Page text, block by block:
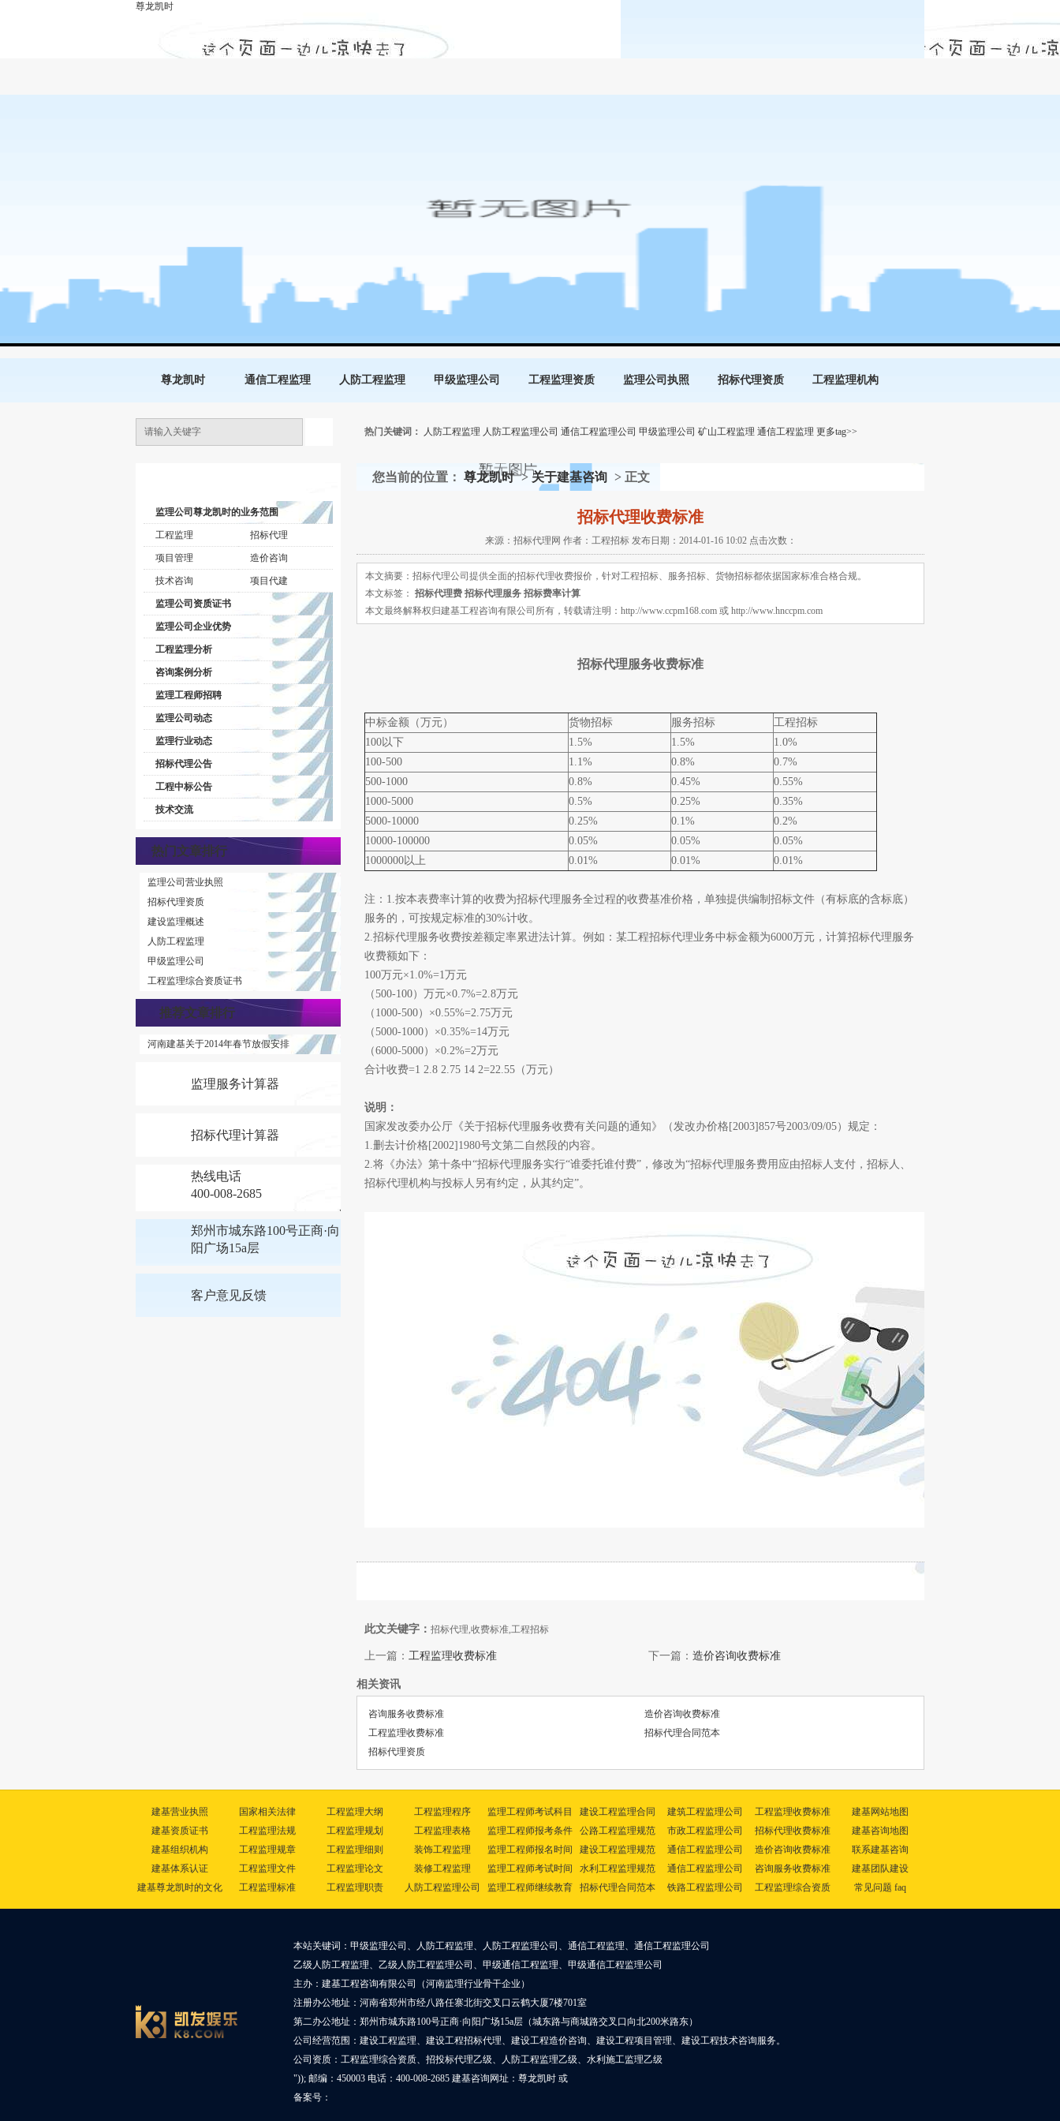
招标代理收费标准-尊龙凯时
尊龙凯时
尊龙凯时 通信工程监理 人防工程监理 甲级监理公司 工程监理资质 监理公司执照 招标代理资质 工程监理机构
热门关键词： 人防工程监理 人防工程监理公司 通信工程监理公司 甲级监理公司 矿山工程监理 通信工程监理 更多tag>>
监理公司尊龙凯时的业务范围
工程监理 招标代理
项目管理 造价咨询
技术咨询 项目代建
监理公司资质证书
监理公司企业优势
工程监理分析
咨询案例分析
监理工程师招聘
监理公司动态
监理行业动态
招标代理公告
工程中标公告
技术交流
热门文章排行
监理公司营业执照
招标代理资质
建设监理概述
人防工程监理
甲级监理公司
工程监理综合资质证书
推荐文章排行
河南建基关于2014年春节放假安排
监理服务计算器
招标代理计算器
热线电话
400-008-2685
郑州市城东路100号正商·向
阳广场15a层
客户意见反馈
您当前的位置： 尊龙凯时 > 关于建基咨询 > 正文
招标代理收费标准
来源：招标代理网 作者：工程招标 发布日期：2014-01-16 10:02 点击次数：
本文摘要：招标代理公司提供全面的招标代理收费报价，针对工程招标、服务招标、货物招标都依据国家标准合格合规。
本文标签： 招标代理费 招标代理服务 招标费率计算
本文最终解释权归建基工程咨询有限公司所有，转载请注明：http://www.ccpm168.com 或 http://www.hnccpm.com
招标代理服务收费标准
中标金额（万元） 货物招标 服务招标
工程招标
100以下
1.5% 1.5%
1.0%
100-500
1.1% 0.8%
0.7%
500-1000
0.8% 0.45%
0.55%
1000-5000
0.5% 0.25%
0.35%
5000-10000
0.25% 0.1%
0.2%
10000-100000
0.05% 0.05%
0.05%
1000000以上
0.01% 0.01% 0.01%
注：1.按本表费率计算的收费为招标代理服务全过程的收费基准价格，单独提供编制招标文件（有标底的含标底）
服务的，可按规定标准的30%计收。
2.招标代理服务收费按差额定率累进法计算。例如：某工程招标代理业务中标金额为6000万元，计算招标代理服务
收费额如下：
100万元×1.0%=1万元
（500-100）万元×0.7%=2.8万元
（1000-500）×0.55%=2.75万元
（5000-1000）×0.35%=14万元
（6000-5000）×0.2%=2万元
合计收费=1 2.8 2.75 14 2=22.55（万元）
说明：
国家发改委办公厅《关于招标代理服务收费有关问题的通知》（发改办价格[2003]857号2003/09/05）规定：
1.删去计价格[2002]1980号文第二自然段的内容。
2.将《办法》第十条中“招标代理服务实行“谁委托谁付费”，修改为“招标代理服务费用应由招标人支付，招标人、
招标代理机构与投标人另有约定，从其约定”。
此文关键字： 招标代理,收费标准,工程招标
上一篇： 工程监理收费标准 下一篇： 造价咨询收费标准
相关资讯
咨询服务收费标准
造价咨询收费标准
工程监理收费标准
招标代理合同范本
招标代理资质
建基营业执照
建基资质证书
建基组织机构
建基体系认证
建基尊龙凯时的文化
国家相关法律
工程监理法规
工程监理规章
工程监理文件
工程监理标准
工程监理大纲
工程监理规划
工程监理细则
工程监理论文
工程监理职责
工程监理程序
工程监理表格
装饰工程监理
装修工程监理
人防工程监理公司
监理工程师考试科目
监理工程师报考条件
监理工程师报名时间
监理工程师考试时间
监理工程师继续教育
建设工程监理合同
公路工程监理规范
建设工程监理规范
水利工程监理规范
招标代理合同范本
建筑工程监理公司
市政工程监理公司
通信工程监理公司
通信工程监理公司
铁路工程监理公司
工程监理收费标准
招标代理收费标准
造价咨询收费标准
咨询服务收费标准
工程监理综合资质
建基网站地图
建基咨询地图
联系建基咨询
建基团队建设
常见问题 faq
本站关键词：甲级监理公司、人防工程监理、人防工程监理公司、通信工程监理、通信工程监理公司
乙级人防工程监理、乙级人防工程监理公司、甲级通信工程监理、甲级通信工程监理公司
主办：建基工程咨询有限公司（河南监理行业骨干企业）
注册办公地址：河南省郑州市经八路任寨北街交叉口云鹤大厦7楼701室
第二办公地址：郑州市城东路100号正商·向阳广场15a层（城东路与商城路交叉口向北200米路东）
公司经营范围：建设工程监理、建设工程招标代理、建设工程造价咨询、建设工程项目管理、建设工程技术咨询服务。
公司资质：工程监理综合资质、招投标代理乙级、人防工程监理乙级、水利施工监理乙级
")); 邮编：450003 电话：400-008-2685 建基咨询网址： 尊龙凯时 或
备案号：